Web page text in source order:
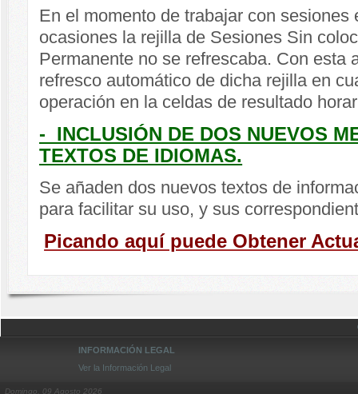
En el momento de trabajar con sesiones
ocasiones la rejilla de Sesiones Sin
Permanente no se refrescaba. Con esta
refresco automático de dicha rejilla en
operación en la celdas de resultado
- INCLUSIÓN DE DOS NUEVOS
TEXTOS DE IDIOMAS.
Se añaden dos nuevos textos de
para facilitar su uso, y sus
Picando aquí puede Obtener
INFORMACIÓN LEGAL
Ver la Información Legal
Domingo, 09 Agosto 2026